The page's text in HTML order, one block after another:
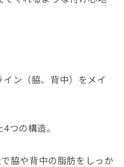
ン（脇、背中）をメイ
つの構造。
脇や背中の脂肪をしっか